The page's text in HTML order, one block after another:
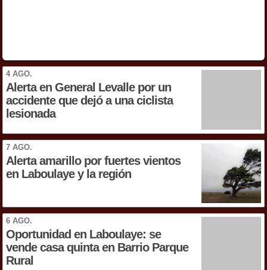
4 AGO.
Alerta en General Levalle por un
accidente que dejó a una ciclista
lesionada
7 AGO.
Alerta amarillo por fuertes vientos
en Laboulaye y la región
6 AGO.
Oportunidad en Laboulaye: se
vende casa quinta en Barrio Parque
Rural